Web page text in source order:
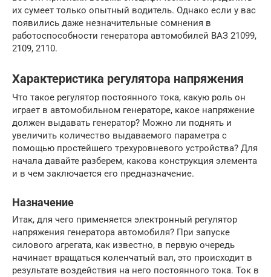
их сумеет только опытный водитель. Однако если у вас
появились даже незначительные сомнения в
работоспособности генератора автомобилей ВАЗ 21099,
2109, 2110.
Характеристика регулятора напряжения
Что такое регулятор постоянного тока, какую роль он
играет в автомобильном генераторе, какое напряжение
должен выдавать генератор? Можно ли поднять и
увеличить количество выдаваемого параметра с
помощью простейшего трехуровневого устройства? Для
начала давайте разберем, какова конструкция элемента
и в чем заключается его предназначение.
Назначение
Итак, для чего применяется электронный регулятор
напряжения генератора автомобиля? При запуске
силового агрегата, как известно, в первую очередь
начинает вращаться коленчатый вал, это происходит в
результате воздействия на него постоянного тока. Ток в